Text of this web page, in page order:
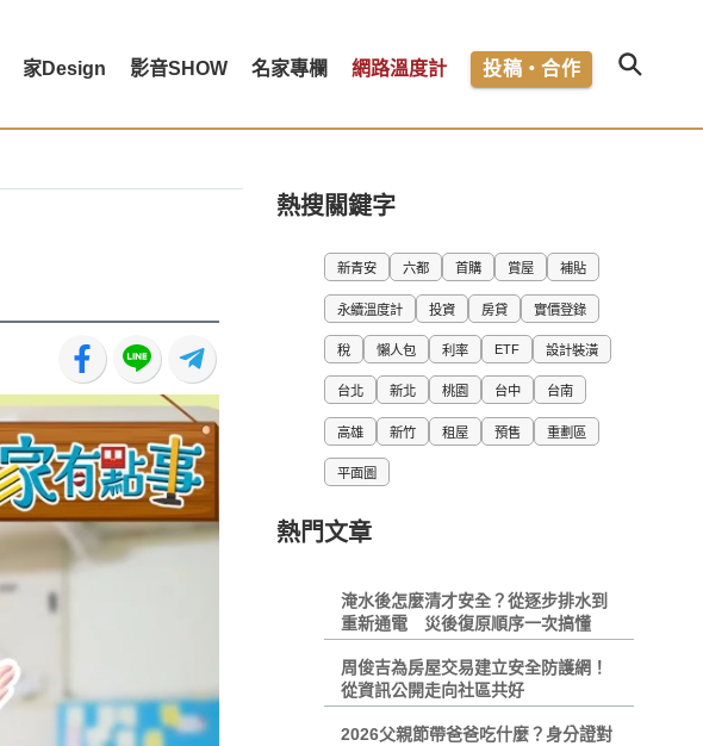
家Design 影音SHOW 名家專欄 網路溫度計 投稿・合作
熱搜關鍵字
新青安 六都 首購 賞屋 補貼
永續溫度計 投資 房貸 實價登錄
稅 懶人包 利率 ETF 設計裝潢
台北 新北 桃園 台中 台南
高雄 新竹 租屋 預售 重劃區
平面圖
熱門文章
淹水後怎麼清才安全？從逐步排水到
重新通電 災後復原順序一次搞懂
周俊吉為房屋交易建立安全防護網！
從資訊公開走向社區共好
2026父親節帶爸爸吃什麼？身分證對